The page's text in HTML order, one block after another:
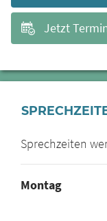
Jetzt
Sprechzeiten
Montag